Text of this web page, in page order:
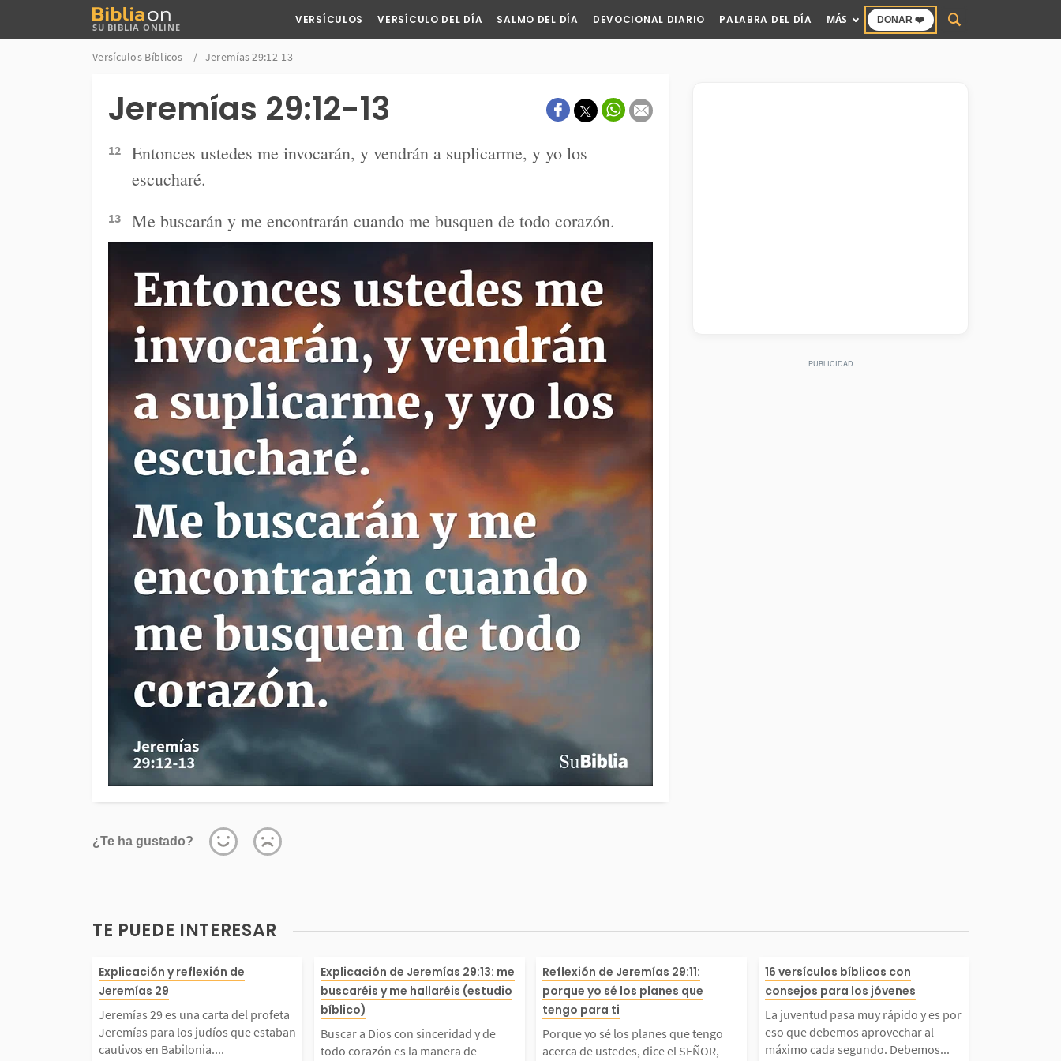
SU BIBLIA ONLINE
VERSÍCULOS VERSÍCULO DEL DÍA SALMO DEL DÍA DEVOCIONAL DIARIO PALABRA DEL DÍA MÁS DONAR ❤️
Buscar
Versículos Bíblicos Jeremías 29:12-13
Jeremías 29:12-13
12
Entonces ustedes me invocarán, y vendrán a suplicarme, y yo los
escucharé.
13 Me buscarán y me encontrarán cuando me busquen de todo corazón.
¿Te ha gustado?
TE PUEDE INTERESAR
Jeremías 29 es una carta del
profeta Jeremías para los ju
Explicación y reflexión de
Jeremías 29
Jeremías 29 es una carta del profeta
Jeremías para los judíos que estaban
cautivos en Babilonia....
Buscar a Dios con sincerida
d y de todo corazón es la ma
Explicación de Jeremías 29:13: me
buscaréis y me hallaréis (estudio
bíblico)
Buscar a Dios con sinceridad y de
todo corazón es la manera de
Porque yo sé los planes que t
engo acerca de ustedes, dice
Reflexión de Jeremías 29:11:
porque yo sé los planes que
tengo para ti
Porque yo sé los planes que tengo
acerca de ustedes, dice el SEÑOR,
La juventud pasa muy
y es por eso que debemos
16 versículos bíblicos con
consejos para los jóvenes
La juventud pasa muy rápido y es por
eso que debemos aprovechar al
máximo cada segundo. Debemos...